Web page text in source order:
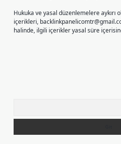
Hukuka ve yasal düzenlemelere aykırı
içerikleri,
halinde, ilgili içerikler yasal süre